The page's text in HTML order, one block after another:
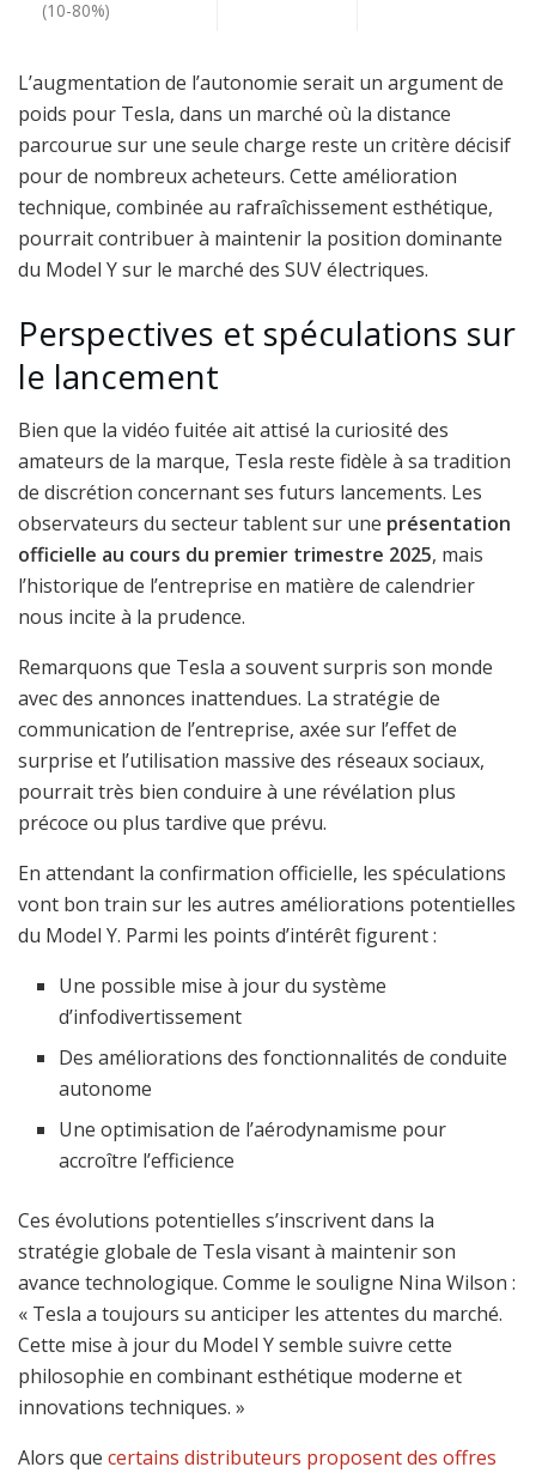
(10-80%)
L’augmentation de l’autonomie serait un argument de
poids pour Tesla, dans un marché où la distance
parcourue sur une seule charge reste un critère décisif
pour de nombreux acheteurs. Cette amélioration
technique, combinée au rafraîchissement esthétique,
pourrait contribuer à maintenir la position dominante
du Model Y sur le marché des SUV électriques.
Perspectives et spéculations sur
le lancement
Bien que la vidéo fuitée ait attisé la curiosité des
amateurs de la marque, Tesla reste fidèle à sa tradition
de discrétion concernant ses futurs lancements. Les
observateurs du secteur tablent sur une présentation
officielle au cours du premier trimestre 2025, mais
l’historique de l’entreprise en matière de calendrier
nous incite à la prudence.
Remarquons que Tesla a souvent surpris son monde
avec des annonces inattendues. La stratégie de
communication de l’entreprise, axée sur l’effet de
surprise et l’utilisation massive des réseaux sociaux,
pourrait très bien conduire à une révélation plus
précoce ou plus tardive que prévu.
En attendant la confirmation officielle, les spéculations
vont bon train sur les autres améliorations potentielles
du Model Y. Parmi les points d’intérêt figurent :
Une possible mise à jour du système
d’infodivertissement
Des améliorations des fonctionnalités de conduite
autonome
Une optimisation de l’aérodynamisme pour
accroître l’efficience
Ces évolutions potentielles s’inscrivent dans la
stratégie globale de Tesla visant à maintenir son
avance technologique. Comme le souligne Nina Wilson :
« Tesla a toujours su anticiper les attentes du marché.
Cette mise à jour du Model Y semble suivre cette
philosophie en combinant esthétique moderne et
innovations techniques. »
Alors que certains distributeurs proposent des offres